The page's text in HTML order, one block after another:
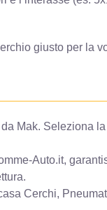
giusto per la
Mak. Seleziona
Auto.it,
Cerchi,